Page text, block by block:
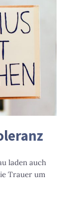
laden auch
Trauer um